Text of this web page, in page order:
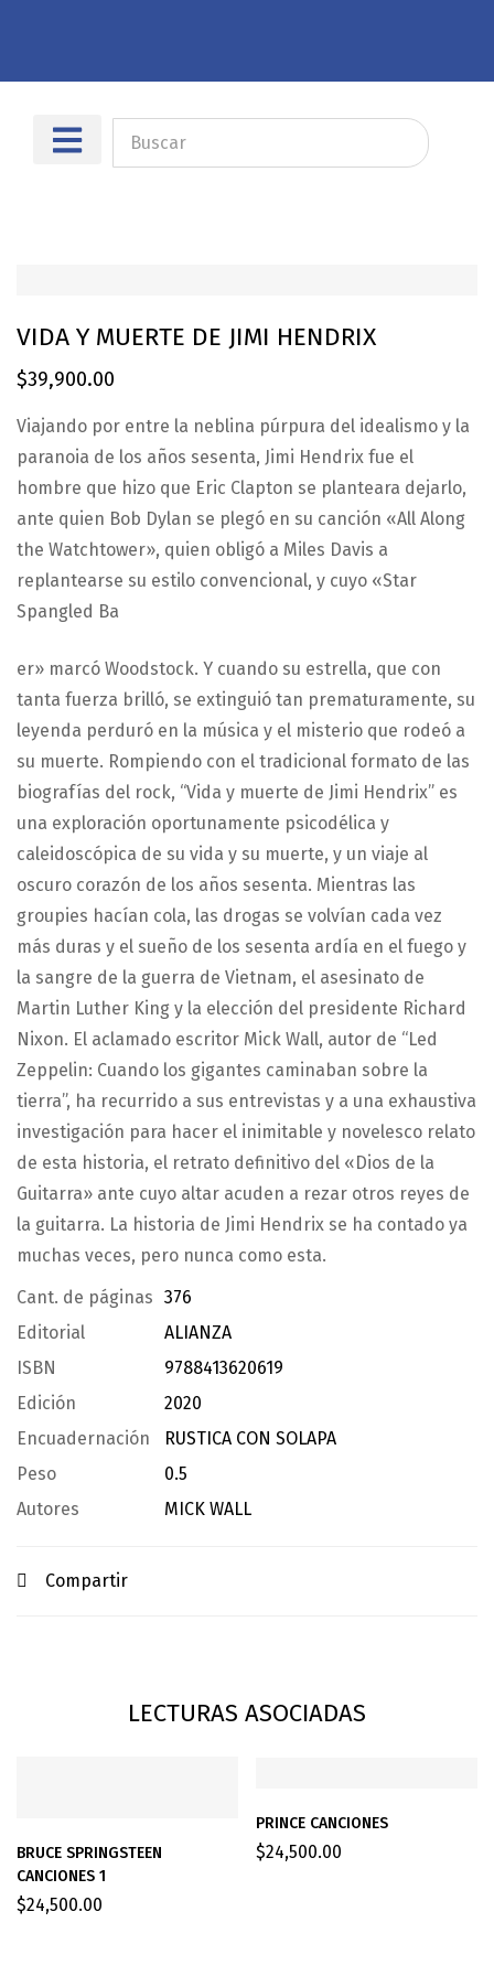
VIDA Y MUERTE DE JIMI HENDRIX
$39,900.00
Viajando por entre la neblina púrpura del idealismo y la
paranoia de los años sesenta, Jimi Hendrix fue el
hombre que hizo que Eric Clapton se planteara dejarlo,
ante quien Bob Dylan se plegó en su canción «All Along
the Watchtower», quien obligó a Miles Davis a
replantearse su estilo convencional, y cuyo «Star
Spangled Ba
er» marcó Woodstock. Y cuando su estrella, que con
tanta fuerza brilló, se extinguió tan prematuramente, su
leyenda perduró en la música y el misterio que rodeó a
su muerte. Rompiendo con el tradicional formato de las
biografías del rock, “Vida y muerte de Jimi Hendrix” es
una exploración oportunamente psicodélica y
caleidoscópica de su vida y su muerte, y un viaje al
oscuro corazón de los años sesenta. Mientras las
groupies hacían cola, las drogas se volvían cada vez
más duras y el sueño de los sesenta ardía en el fuego y
la sangre de la guerra de Vietnam, el asesinato de
Martin Luther King y la elección del presidente Richard
Nixon. El aclamado escritor Mick Wall, autor de “Led
Zeppelin: Cuando los gigantes caminaban sobre la
tierra”, ha recurrido a sus entrevistas y a una exhaustiva
investigación para hacer el inimitable y novelesco relato
de esta historia, el retrato definitivo del «Dios de la
Guitarra» ante cuyo altar acuden a rezar otros reyes de
la guitarra. La historia de Jimi Hendrix se ha contado ya
muchas veces, pero nunca como esta.
Cant. de páginas 376
Editorial
ALIANZA
ISBN
9788413620619
Edición
2020
Encuadernación
RUSTICA CON SOLAPA
Peso
0.5
Autores
MICK WALL
Compartir
LECTURAS ASOCIADAS
BRUCE SPRINGSTEEN
CANCIONES 1
$24,500.00
PRINCE CANCIONES
$24,500.00